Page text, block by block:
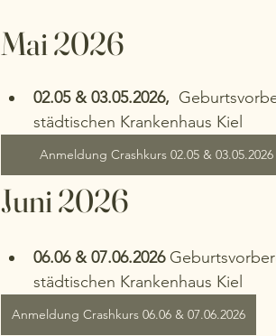
Mai 2026
02.05 & 03.05.2026,
städtischen Krankenhaus Kiel
Anmeldung Crashkurs 02.05 & 03.05.2026
Juni 2026
06.06 & 07.06.2026
städtischen Krankenhaus Kiel
Anmeldung Crashkurs 06.06 & 07.06.2026